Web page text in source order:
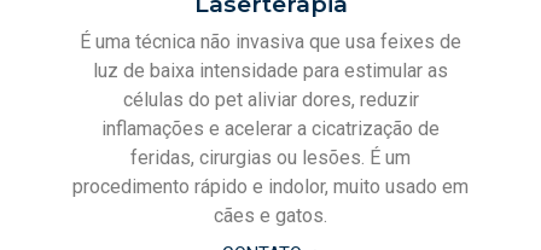
É uma técnica não invasiva que usa feixes de
luz de baixa intensidade para estimular as
células do pet aliviar dores, reduzir
inflamações e acelerar a cicatrização de
feridas, cirurgias ou lesões. É um
procedimento rápido e indolor, muito usado em
cães e gatos.